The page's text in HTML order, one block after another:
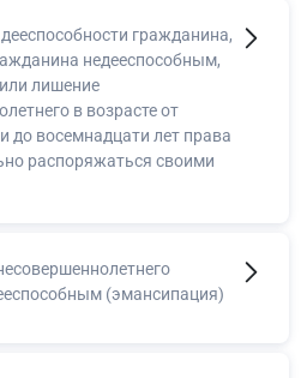
гражданина,
недееспособным,
лишение
в возрасте от
до восемнадцати лет права
распоряжаться своими
(эмансипация)